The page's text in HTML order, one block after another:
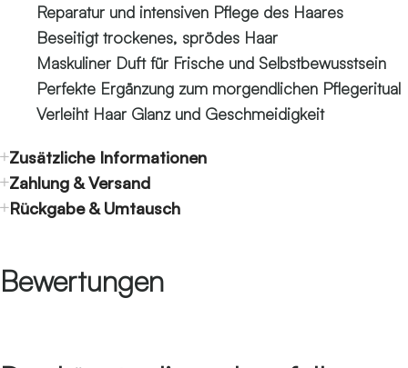
Reparatur und intensiven Pflege des Haares
Beseitigt trockenes, sprödes Haar
Maskuliner Duft für Frische und Selbstbewusstsein
Perfekte Ergänzung zum morgendlichen Pflegeritual
Verleiht Haar Glanz und Geschmeidigkeit
Zusätzliche Informationen
Zahlung & Versand
Rückgabe & Umtausch
Bewertungen